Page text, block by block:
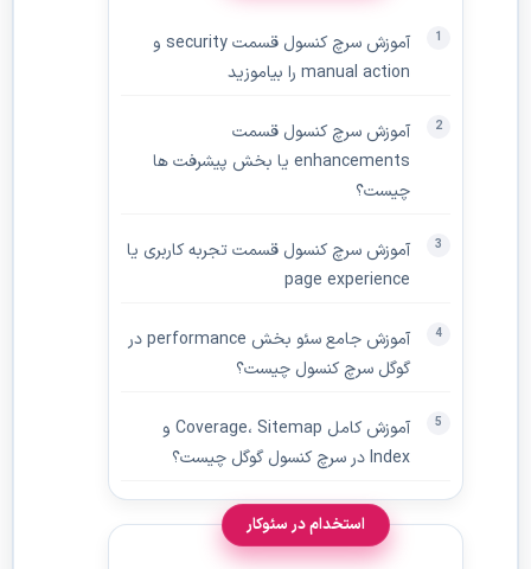
آموزش سرچ کنسول قسمت security و
manual action را بیاموزید
آموزش سرچ کنسول قسمت
enhancements یا بخش پیشرفت ها
چیست؟
آموزش سرچ کنسول قسمت تجربه کاربری یا
page experience
آموزش جامع سئو بخش performance در
گوگل سرچ کنسول چیست؟
آموزش کامل Coverage، Sitemap و
Index در سرچ کنسول گوگل چیست؟
استخدام در سئوکار